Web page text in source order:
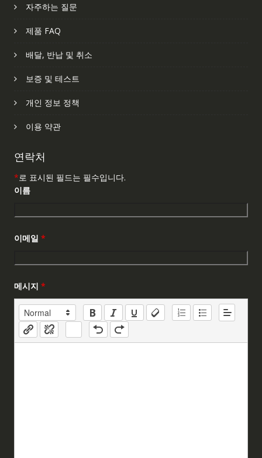
자주하는 질문
제품 FAQ
배달, 반납 및 취소
보증 및 테스트
개인 정보 정책
이용 약관
연락처
*로 표시된 필드는 필수입니다.
이름
이메일 *
메시지 *